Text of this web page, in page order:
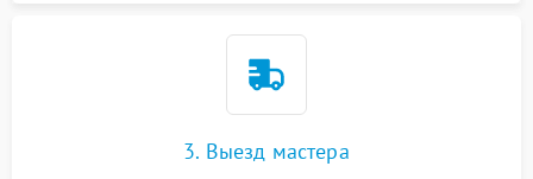
3. Выезд мастера